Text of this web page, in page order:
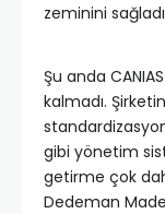
zeminini
Şu anda
kalmadı.
gibi yönetim
getirme çok
Dedeman